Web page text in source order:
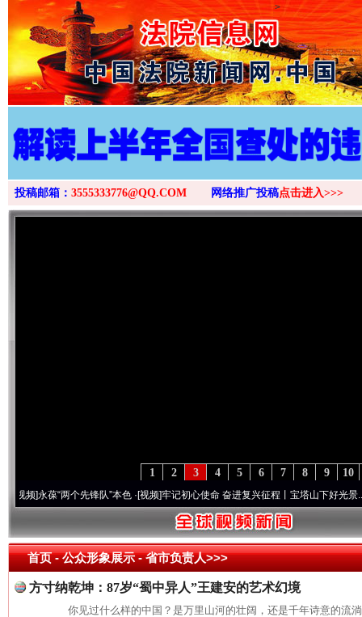
>
投稿邮箱： 3555333776@QQ.COM 网络推广投稿点击进入>>>
10
9
8
7
6
5
4
3
2
1
永葆“两个先锋队”本色·[视频]牢记初心使命 奋进复兴征程丨宝塔山下好光景..·[视频]
首页- 公众形象展示 -省市负责人>>>
方寸纳乾坤：87岁“蜀中异人”王建安的艺术幻境
你见过什么样的中国？是万里山河的壮阔，还是千年诗意的